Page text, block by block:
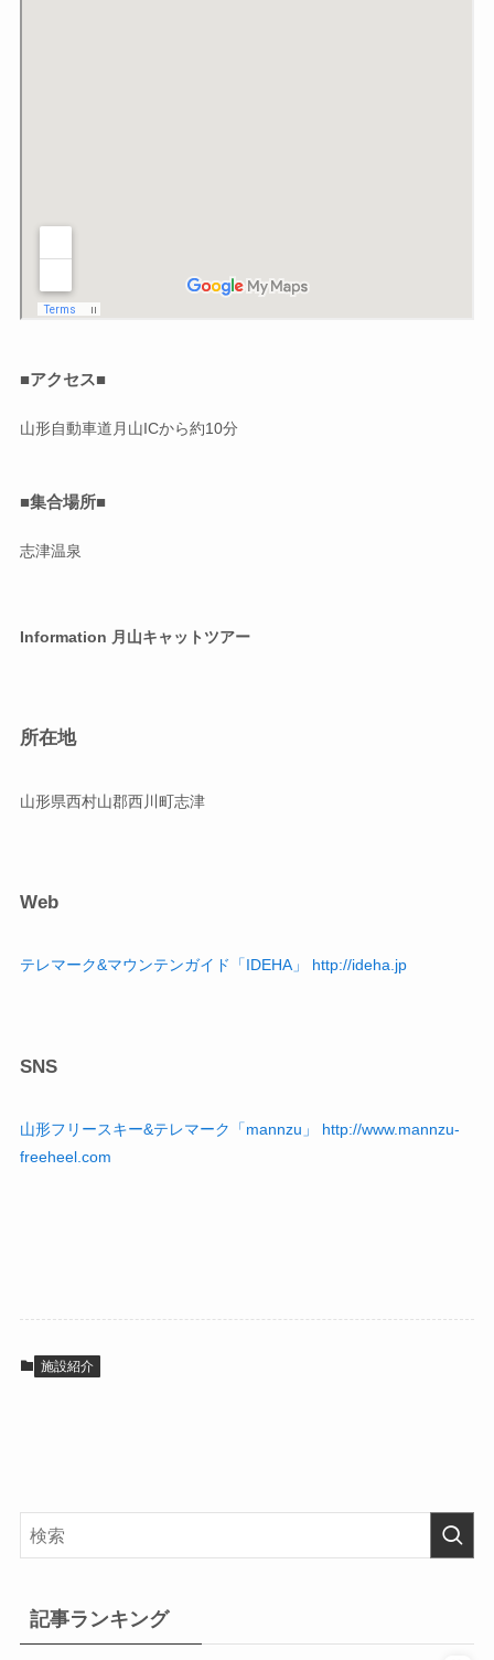
■アクセス■
山形自動車道月山ICから約10分
■集合場所■
志津温泉
Information 月山キャットツアー
所在地
山形県西村山郡西川町志津
Web
テレマーク&マウンテンガイド「IDEHA」 http://ideha.jp
SNS
山形フリースキー&テレマーク「mannzu」 http://www.mannzu-
freeheel.com
施設紹介
記事ランキング